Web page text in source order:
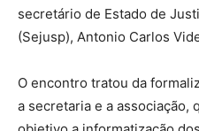
secretário de Estado de
(Sejusp), Antonio Carlos
O encontro tratou da
a secretaria e a associação,